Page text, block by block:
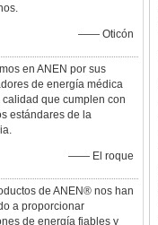
—— Oticón
en ANEN por sus
de energía médica
calidad que cumplen con
estándares de la
—— El roque
de ANEN® nos han
a proporcionar
de energía fiables y